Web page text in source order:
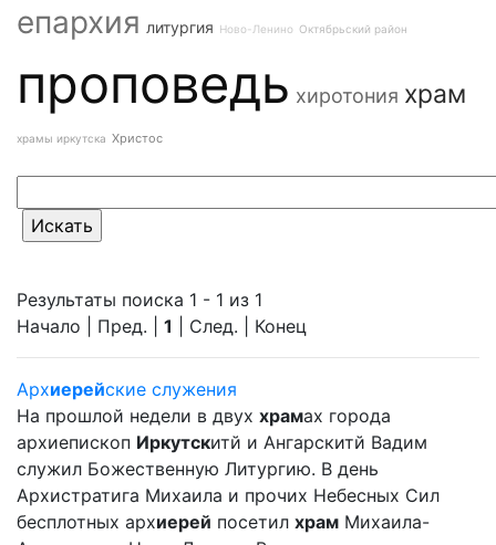
епархия литургия Ново-Ленино Октябрьский район
проповедь хиротония храм
храмы иркутска Христос
Результаты поиска 1 - 1 из 1
Начало | Пред. | 1 | След. | Конец
Архиерейские служения
На прошлой недели в двух храмах города
архиепископ Иркутскитй и Ангарскитй Вадим
служил Божественную Литургию. В день
Архистратига Михаила и прочих Небесных Сил
бесплотных архиерей посетил храм Михаила-